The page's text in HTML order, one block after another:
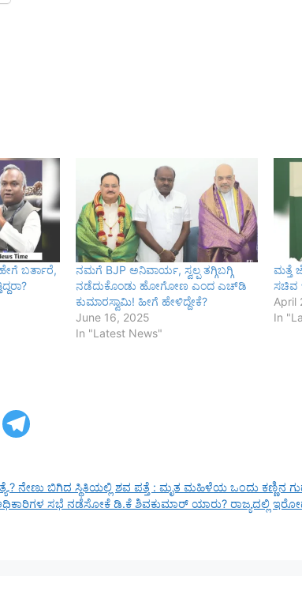
ಬರ್ತಾರೆ,
ನಮಗೆ BJP ಅನಿವಾರ್ಯ, ಸ್ವಲ್ಪ ತಗ್ಗಿಬಗ್ಗಿ
ನಡೆದುಕೊಂಡು ಹೋಗೋಣ ಎಂದ ಎಚ್‌ಡಿ
ಕುಮಾರಸ್ವಾಮಿ! ಹೀಗೆ ಹೇಳಿದ್ದೇಕೆ?
June 16, 2025
In "Latest News"
ಮತ್ತೆ
ಸಚಿವ
April
In
ನೇಣು ಬಿಗಿದ ಸ್ಥಿತಿಯಲ್ಲಿ ಶವ ಪತ್ತೆ : ಮೃತ ಮಹಿಳೆಯ ಒಂದು ಕಣ್ಣಿನ
ಸಭೆ ನಡೆಸೋಕೆ ಡಿ.ಕೆ ಶಿವಕುಮಾರ್‌ ಯಾರು? ರಾಜ್ಯದಲ್ಲಿ